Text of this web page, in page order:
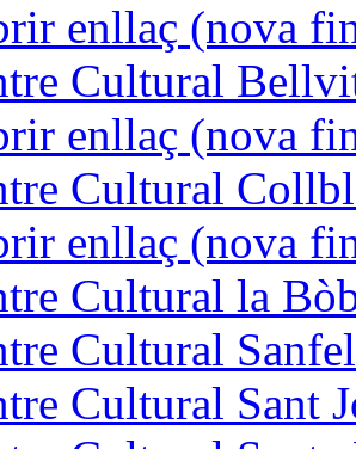
Cultural
Cultural
Cultural la
Cultural
Cultural Sant